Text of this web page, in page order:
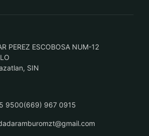
PEREZ ESCOBOSA NUM-12
SIN
9500(669) 967 0915